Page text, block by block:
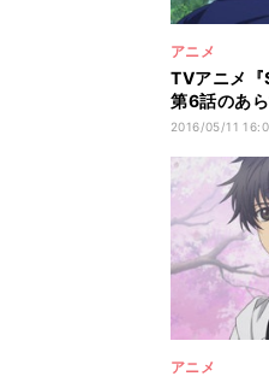
アニメ
TVアニメ『
第6話のあ
を紹介
2016/05/11
アニメ